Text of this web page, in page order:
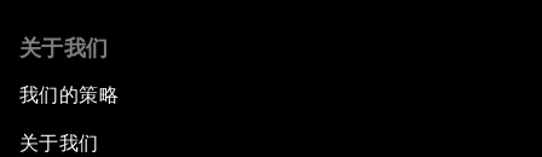
关于我们
我们的策略
关于我们